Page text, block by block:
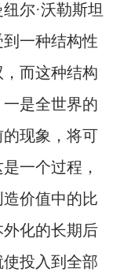
尔·沃勒斯坦
一种结构性
而这种结构
是全世界的
现象，将可
一个过程，
价值中的比
化的长期后
投入到全部